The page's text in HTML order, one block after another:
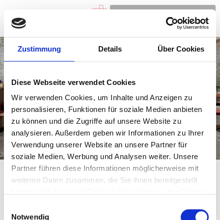
Zustimmung Details Über Cookies
Diese Webseite verwendet Cookies
Wir verwenden Cookies, um Inhalte und Anzeigen zu
personalisieren, Funktionen für soziale Medien anbieten
zu können und die Zugriffe auf unsere Website zu
analysieren. Außerdem geben wir Informationen zu Ihrer
Verwendung unserer Website an unsere Partner für
soziale Medien, Werbung und Analysen weiter. Unsere
Partner führen diese Informationen möglicherweise mit
weiteren Daten zusammen, die Sie ihnen bereitgestellt
Notwendig
Hallo Welt!